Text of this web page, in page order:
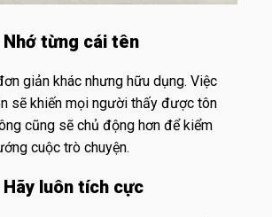
Nhớ từng cái tên
giản khác nhưng hữu dụng. Việc
sẽ khiến mọi người thấy được tôn
cũng sẽ chủ động hơn để kiểm
cuộc trò chuyện.
Hãy luôn tích cực